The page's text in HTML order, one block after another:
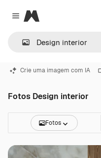
Close menu
Magnific
Crie uma imagem com IA
Fotos Design interior
Fotos